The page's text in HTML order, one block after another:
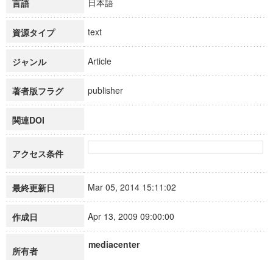
言語 日本語
資源タイプ text
ジャンル Article
著者版フラグ publisher
関連DOI
アクセス条件
最終更新日 Mar 05, 2014 15:11:02
作成日 Apr 13, 2009 09:00:00
所有者
mediacenter